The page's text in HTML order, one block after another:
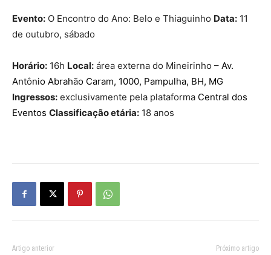
Evento: O Encontro do Ano: Belo e Thiaguinho Data: 11
de outubro, sábado
Horário: 16h Local: área externa do Mineirinho – Av.
Antônio Abrahão Caram, 1000, Pampulha, BH, MG
Ingressos: exclusivamente pela plataforma Central dos
Eventos Classificação etária: 18 anos
Artigo anterior Próximo artigo